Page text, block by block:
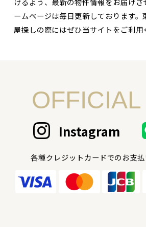
ームページは毎日更新しております
屋探しの際にはぜひ当サイトをご利用
Instagram
各種クレジットカードでのお支払